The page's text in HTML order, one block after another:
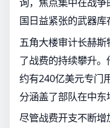
国日益紧张的武器库
五角大楼审计长赫
了战费的持续攀升。
约有240亿美元专门
分涵盖了部队在中东
尽管战费开支不断